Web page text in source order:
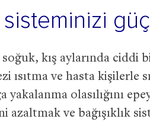
sisteminizi
soğuk, kış aylarında ciddi
ısıtma ve hasta kişilerle
yakalanma olasılığını
azaltmak ve bağışıklık